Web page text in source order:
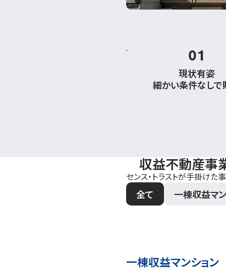
01
現状有姿
細かい条件なしで
収益不動産事
センス・トラストが手掛けた
全て 一棟収益マ
一棟収益マンション